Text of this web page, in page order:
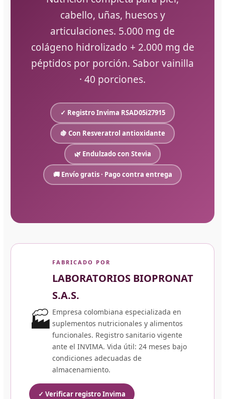
cabello, uñas, huesos y
articulaciones. 5.000 mg de
colágeno hidrolizado + 2.000 mg de
péptidos por porción. Sabor vainilla
· 40 porciones.
✓ Registro Invima RSAD05i27915
🍇 Con Resveratrol antioxidante
🌿 Endulzado con Stevia
🚚 Envío gratis · Pago contra entrega
🏭
FABRICADO POR
LABORATORIOS BIOPRONAT
S.A.S.
Empresa colombiana especializada en
suplementos nutricionales y alimentos
funcionales. Registro sanitario vigente
ante el INVIMA. Vida útil: 24 meses bajo
condiciones adecuadas de
almacenamiento.
✓ Verificar registro Invima